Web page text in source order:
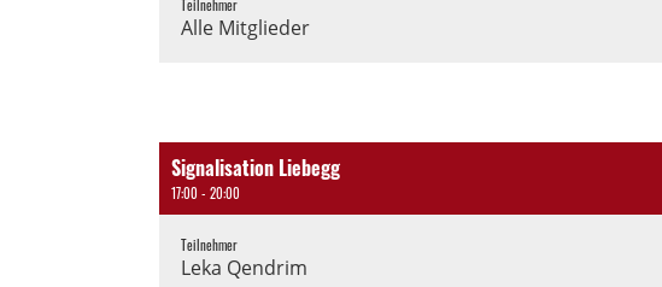
Teilnehmer
Alle Mitglieder
Signalisation Liebegg
17:00 - 20:00
Teilnehmer
Leka Qendrim